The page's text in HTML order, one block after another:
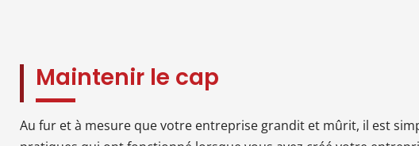
Maintenir le cap
Au fur et à mesure que votre entreprise grandit et mûrit, il est